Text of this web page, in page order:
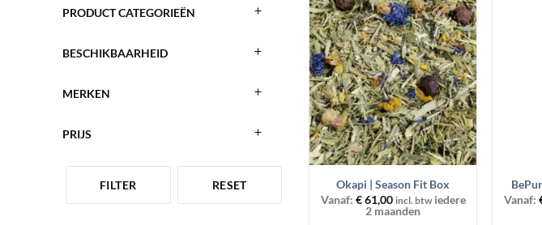
PRODUCT CATEGORIEËN
BESCHIKBAARHEID
MERKEN
PRIJS
FILTER RESET
Toevoegen
aan
wenslijst
+
Okapi | Season Fit Box
Vanaf: €61,00 incl. btw iedere
2 maanden
Vanaf: